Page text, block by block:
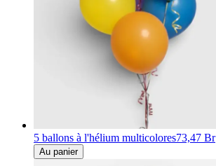
5 ballons à l'hélium multicolores73,47 Br
Au panier